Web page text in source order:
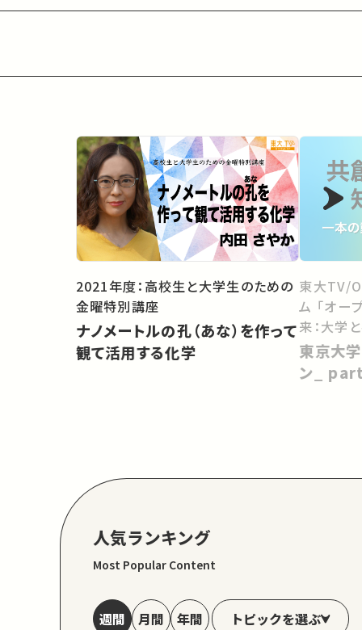
2021年度：高校生と大学生のための
金曜特別講座
ナノメートルの孔（あな）を作って
観て活用する化学
東大TV/
ム 「オー
来：大学
向けて」
東京大
ン_
人気ランキング
Most Popular Content
週間 月間 年間 トピックを選ぶ